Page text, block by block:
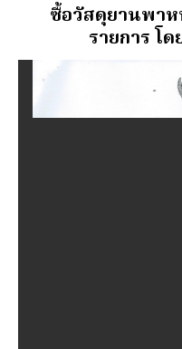
ซื้อวัสดุยานพา
รายการ โด